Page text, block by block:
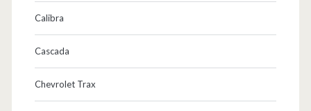
Calibra
Cascada
Chevrolet Trax